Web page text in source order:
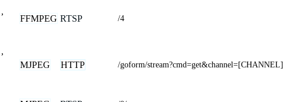
,
FFMPEG RTSP /4
,
MJPEG HTTP /goform/stream?cmd=get&channel=[CHANNEL]